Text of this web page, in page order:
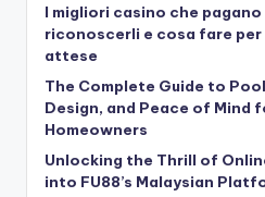
I migliori casino che
riconoscerli e cosa fare per
attese
The Complete Guide to
Design, and Peace of Mind
Homeowners
Unlocking the Thrill of
into FU88’s Malaysian